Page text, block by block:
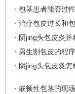
包茎患者能否过
治疗包皮过长和
阴jing头包皮炎
男生割包皮的程
阴jing头包皮炎
嵌顿性包茎的现